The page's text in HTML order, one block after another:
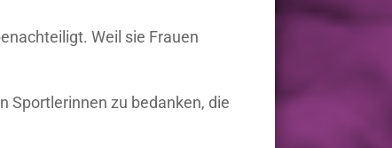
Weil sie Frauen
Sportlerinnen zu bedanken, die